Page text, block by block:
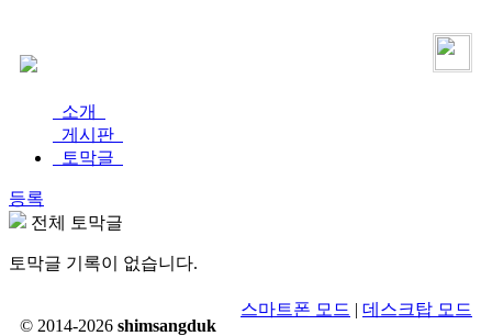
소개
게시판
토막글
등록
전체 토막글
토막글 기록이 없습니다.
© 2014-2026 shimsangduk
스마트폰 모드 | 데스크탑 모드